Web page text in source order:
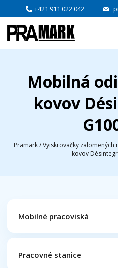
+421 911 022 042
Mobilná
kovov
Pramark / Vyiskrovačky zalomených
kovov
Mobilné pracoviská
Pracovné stanice